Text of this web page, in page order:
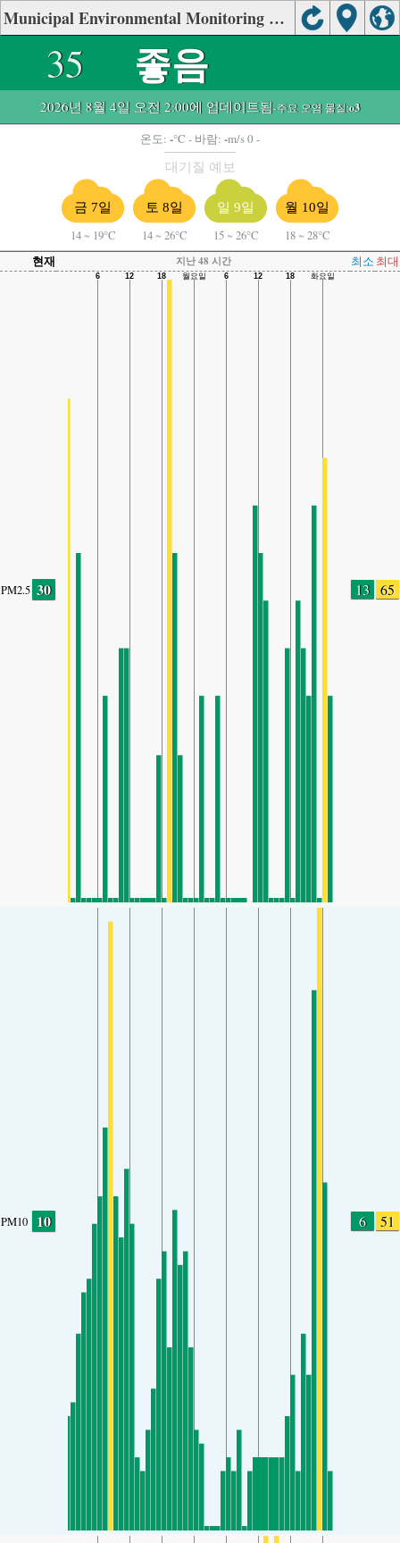
Municipal Environmental Monitoring Station, Xilin Gol Meng의 대기질.
35 좋음
2026년 8월 4일 오전 2:00에 업데이트됨-주요 오염 물질:o3
온도: -°C - 바람: -m/s 0 -
대기질 예보
금 7일
14 ~ 19°C
토 8일
14 ~ 26°C
일 9일
15 ~ 26°C
월 10일
18 ~ 28°C
현재
지난 48 시간 최소 최대
PM2.5 30 13 65
PM10 10 6 51